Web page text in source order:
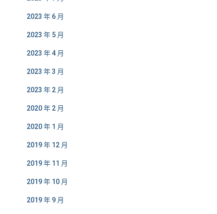
2023 年 6 月
2023 年 5 月
2023 年 4 月
2023 年 3 月
2023 年 2 月
2020 年 2 月
2020 年 1 月
2019 年 12 月
2019 年 11 月
2019 年 10 月
2019 年 9 月